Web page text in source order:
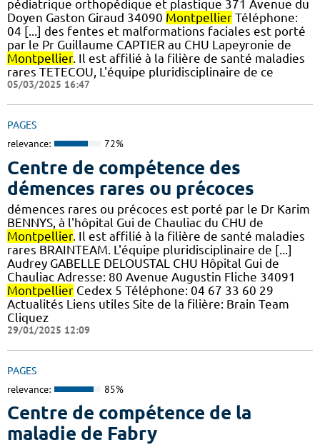
pédiatrique orthopédique et plastique 371 Avenue du
Doyen Gaston Giraud 34090 Montpellier Téléphone:
04 [...] des fentes et malformations faciales est porté
par le Pr Guillaume CAPTIER au CHU Lapeyronie de
Montpellier. Il est affilié à la filière de santé maladies
rares TETECOU, L'équipe pluridisciplinaire de ce
05/03/2025 16:47
PAGES
relevance: 72%
Centre de compétence des
démences rares ou précoces
démences rares ou précoces est porté par le Dr Karim
BENNYS, à l'hôpital Gui de Chauliac du CHU de
Montpellier. Il est affilié à la filière de santé maladies
rares BRAINTEAM. L'équipe pluridisciplinaire de [...]
Audrey GABELLE DELOUSTAL CHU Hôpital Gui de
Chauliac Adresse: 80 Avenue Augustin Fliche 34091
Montpellier Cedex 5 Téléphone: 04 67 33 60 29
Actualités Liens utiles Site de la filière: Brain Team
Cliquez
29/01/2025 12:09
PAGES
relevance: 85%
Centre de compétence de la
maladie de Fabry